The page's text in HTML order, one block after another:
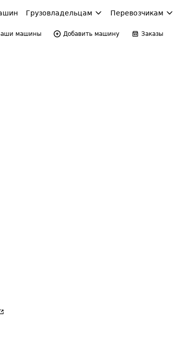
Грузовладельцам Перевозчикам
машины Добавить машину Заказы